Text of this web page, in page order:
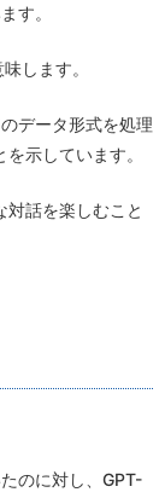
す。
します。
データ形式を処理
示しています。
対話を楽しむこと
のに対し、GPT-